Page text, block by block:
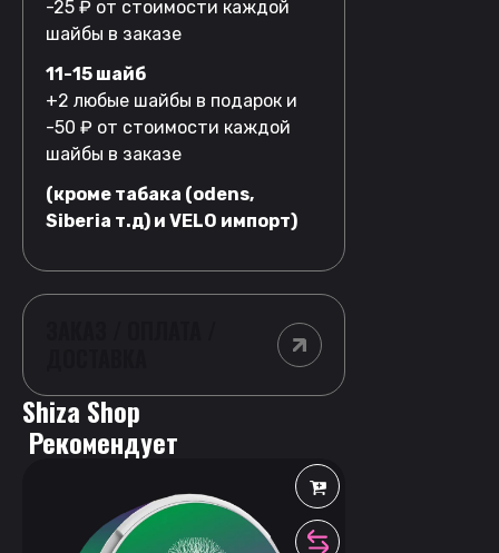
-25 ₽ от стоимости каждой
шайбы в заказе
11-15 шайб
+2 любые шайбы в подарок и
-50 ₽ от стоимости каждой
шайбы в заказе
(кроме табака (odens,
Siberia т.д) и VELO импорт)
Shiza Shop
Рекомендует